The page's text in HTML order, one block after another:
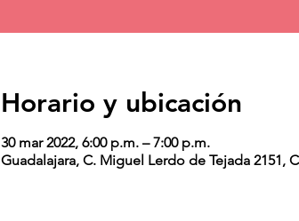
Horario y ubicación
30 mar 2022, 6:00 p.m. – 7:00 p.m.
Guadalajara, C. Miguel Lerdo de Tejada 2151,